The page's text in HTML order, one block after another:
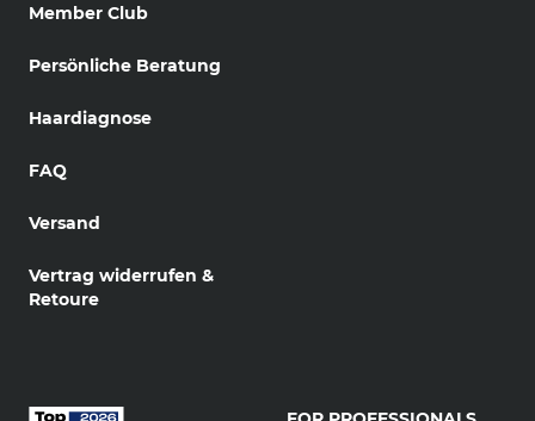
Member Club
Persönliche Beratung
Haardiagnose
FAQ
Versand
Vertrag widerrufen &
Retoure